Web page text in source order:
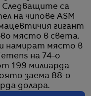
Следващите са
на чипове ASM
гигант
място в света.
намират място в
на 74-о
199 милиарда
заема 88-о
долара.